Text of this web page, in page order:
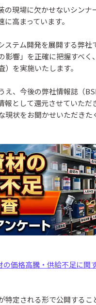
現場に欠かせないシンナ
高まっています。
テム開発を展開する弊社
響」を正確に把握すべく
を実施いたします。
え、今後の弊社情報誌（
として還元させていただ
状をお聞かせいただきた
の価格高騰・供給不足に関
定される形で公開するこ